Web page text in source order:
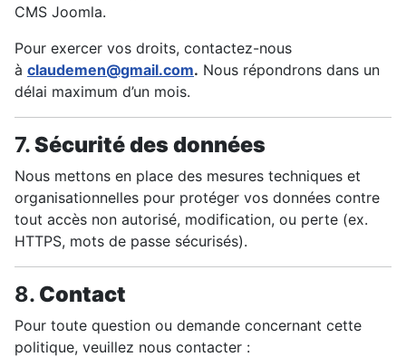
CMS Joomla.
Pour exercer vos droits, contactez-nous
à claudemen@gmail.com. Nous répondrons dans un
délai maximum d’un mois.
7.Sécurité des données
Nous mettons en place des mesures techniques et
organisationnelles pour protéger vos données contre
tout accès non autorisé, modification, ou perte (ex.
HTTPS, mots de passe sécurisés).
8. Contact
Pour toute question ou demande concernant cette
politique, veuillez nous contacter :